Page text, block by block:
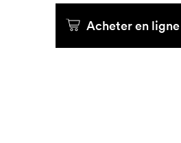
Acheter en ligne